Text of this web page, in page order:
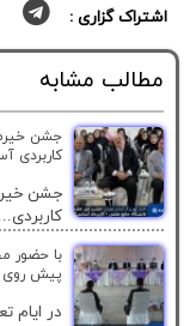
اشتراک گزاری :
مطالب مشابه
جشن
کاربردی
جشن
کاربردی...
با حضور
پیش روی
در ایام